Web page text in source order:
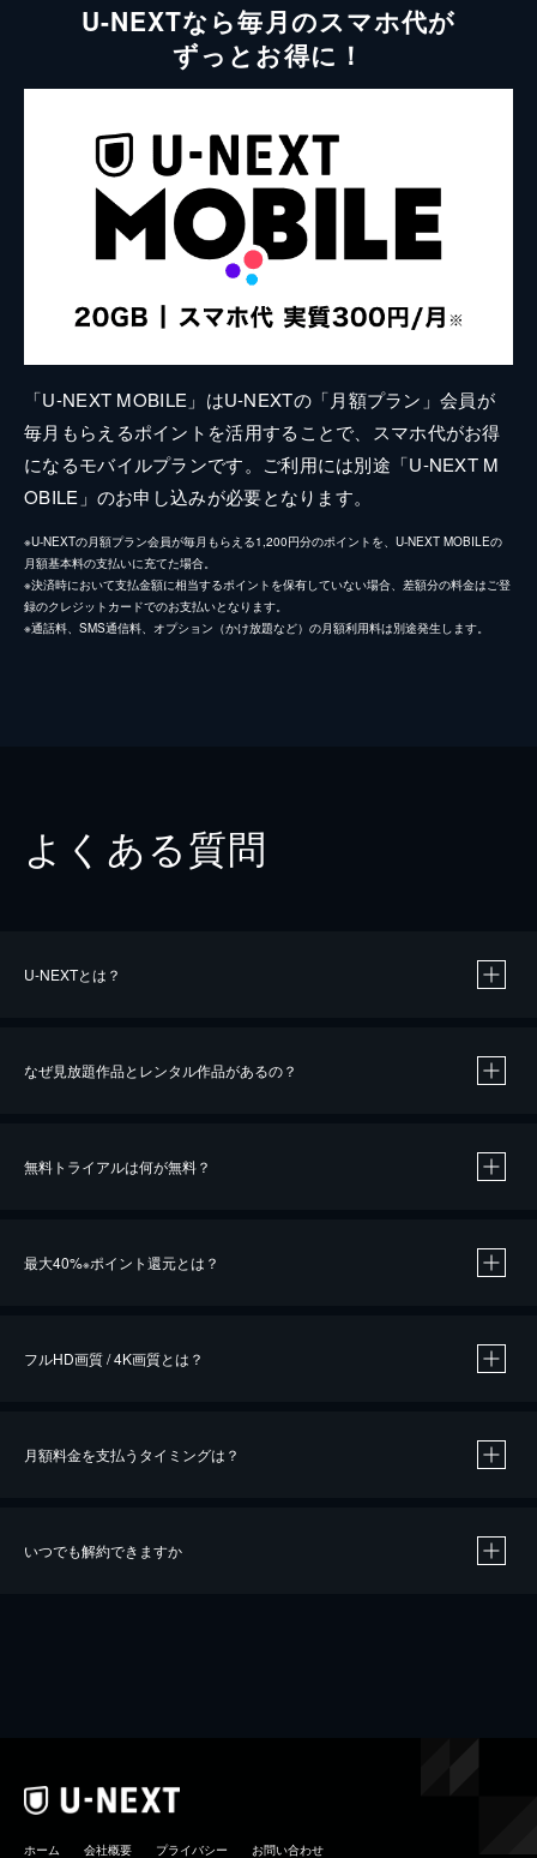
U-NEXTなら毎月のスマホ代が
ずっとお得に！
「U-NEXT MOBILE」はU-NEXTの「月額プラン」会員が
毎月もらえるポイントを活用することで、スマホ代がお得
になるモバイルプランです。ご利用には別途「U-NEXT M
OBILE」のお申し込みが必要となります。
※U-NEXTの月額プラン会員が毎月もらえる1,200円分のポイントを、U-NEXT MOBILEの
月額基本料の支払いに充てた場合。
※決済時において支払金額に相当するポイントを保有していない場合、差額分の料金はご登
録のクレジットカードでのお支払いとなります。
※通話料、SMS通信料、オプション（かけ放題など）の月額利用料は別途発生します。
よくある質問
U-NEXTとは？
なぜ見放題作品とレンタル作品があるの？
無料トライアルは何が無料？
最大40%※ポイント還元とは？
※40％ポイント還元の対象は、クレジットカード決済による作品の購入 / レンタルです。
iOSアプリのUコイン決済による作品の購入 / レンタルは、20％のポイント還元です。
フルHD画質 / 4K画質とは？
月額料金を支払うタイミングは？
いつでも解約できますか
ホーム 会社概要 プライバシー お問い合わせ